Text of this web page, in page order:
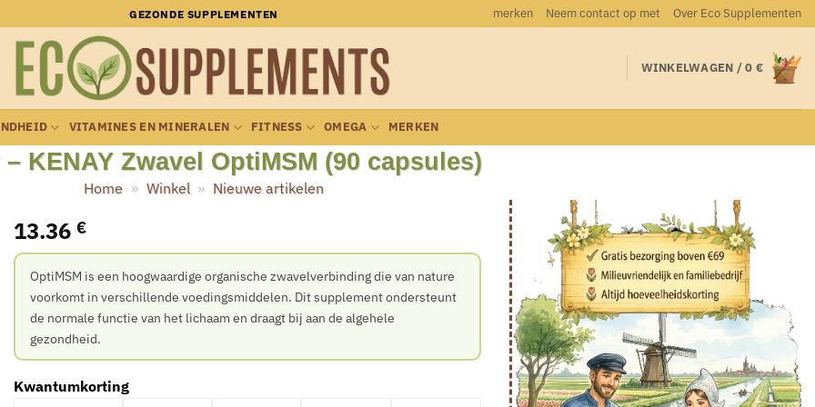
GEZONDE SUPPLEMENTEN merken Neem contact op met Over Eco Supplementen
WINKELWAGEN /0 €
VITAMINES EN MINERALEN FITNESS OMEGA MERKEN
– KENAY Zwavel OptiMSM (90 capsules)
Home » Winkel » Nieuwe artikelen
13.36 €
OptiMSM is een hoogwaardige organische zwavelverbinding die van nature
voorkomt in verschillende voedingsmiddelen. Dit supplement ondersteunt
de normale functie van het lichaam en draagt bij aan de algehele
gezondheid.
Kwantumkorting